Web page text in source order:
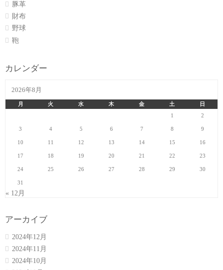
豚革
財布
野球
鞄
カレンダー
2026年8月
月 火 水 木 金 土
日
1
2
3 4 5 6 7 8 9
10 11 12 13 14 15 16
17 18 19 20 21 22 23
24 25 26 27 28 29 30
31
« 12月
アーカイブ
2024年12月
2024年11月
2024年10月